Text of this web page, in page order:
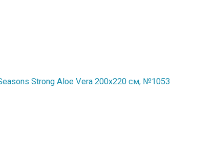
Strong Aloe Vera 200x220 см, №1053